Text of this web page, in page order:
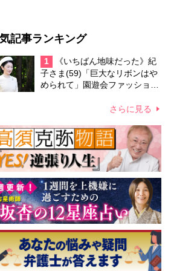
記事ランキング
1
《いちばん地味だった》紀
子さま(59)「巨大なリボンはや
められて」園遊会ファッション
じむ雅子さまへのご配慮
さらに見る